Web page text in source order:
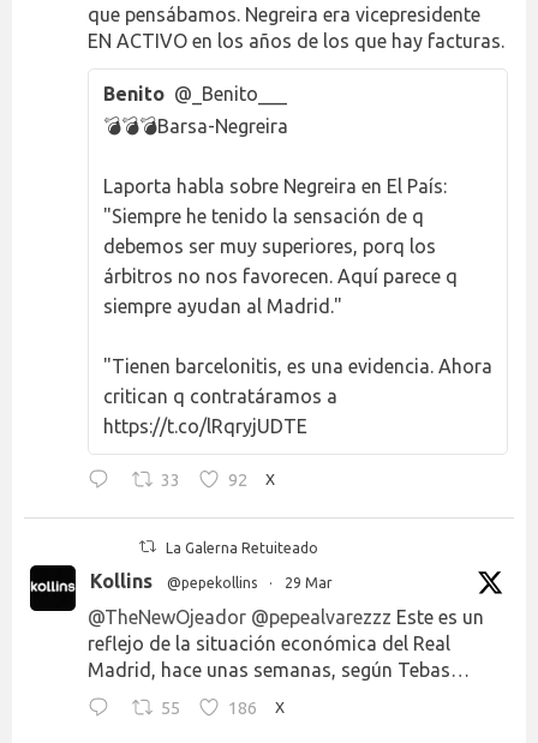
que pensábamos. Negreira era vicepresidente
EN ACTIVO en los años de los que hay facturas.
Benito @_Benito___
💣💣💣Barsa-Negreira
Laporta habla sobre Negreira en El País:
"Siempre he tenido la sensación de q
debemos ser muy superiores, porq los
árbitros no nos favorecen. Aquí parece q
siempre ayudan al Madrid."
"Tienen barcelonitis, es una evidencia. Ahora
critican q contratáramos a
https://t.co/lRqryjUDTE
33 92 X
La Galerna Retuiteado
Kollins @pepekollins · 29 Mar
@TheNewOjeador @pepealvarezzz Este es un
reflejo de la situación económica del Real
Madrid, hace unas semanas, según Tebas…
55 186 X